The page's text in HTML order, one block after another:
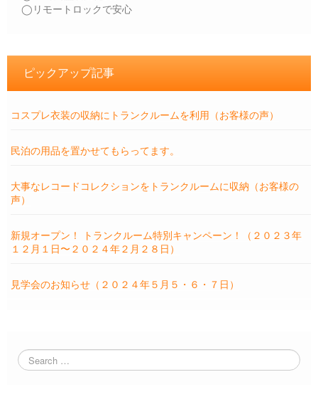
◯リモートロックで安心
ピックアップ記事
コスプレ衣装の収納にトランクルームを利用（お客様の声）
民泊の用品を置かせてもらってます。
大事なレコードコレクションをトランクルームに収納（お客様の
声）
新規オープン！ トランクルーム特別キャンペーン！（２０２３年
１２月１日〜２０２４年２月２８日）
見学会のお知らせ（２０２４年５月５・６・７日）